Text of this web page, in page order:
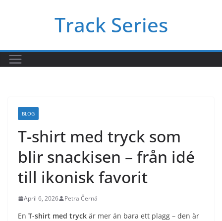
Track Series
BLOG
T-shirt med tryck som
blir snackisen – från idé
till ikonisk favorit
April 6, 2026 Petra Černá
En T-shirt med tryck är mer än bara ett plagg – den är